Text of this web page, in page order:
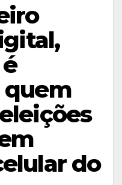
quem
do